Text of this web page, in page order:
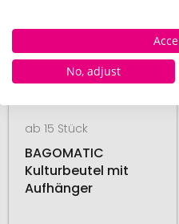
ab 15 Stück
BAGOMATIC
Kulturbeutel mit
Aufhänger
No, adjust